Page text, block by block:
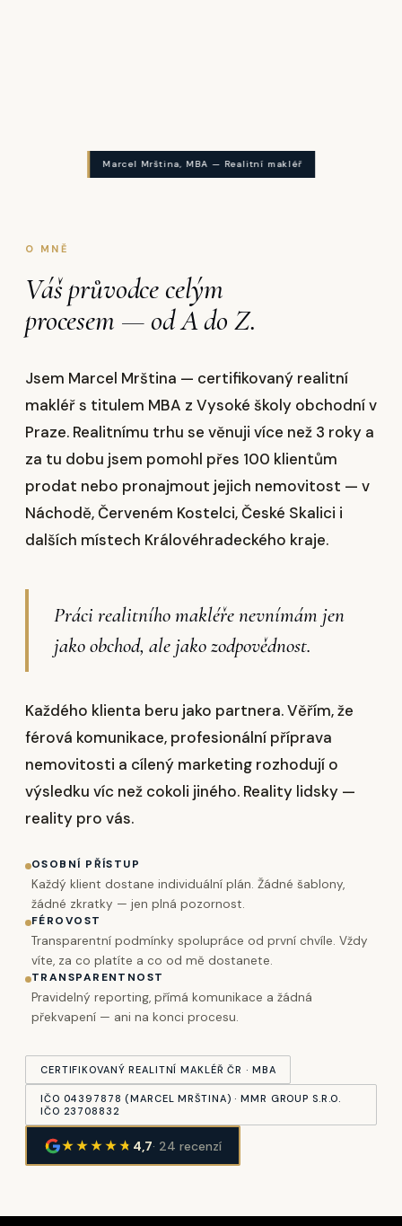
Marcel Mrština, MBA — Realitní makléř
O MNĚ
Váš průvodce celým
procesem — od A do Z.
Jsem Marcel Mrština — certifikovaný realitní
makléř s titulem MBA z Vysoké školy obchodní v
Praze. Realitnímu trhu se věnuji více než 3 roky a
za tu dobu jsem pomohl přes 100 klientům
prodat nebo pronajmout jejich nemovitost — v
Náchodě, Červeném Kostelci, České Skalici i
dalších místech Královéhradeckého kraje.
Práci realitního makléře nevnímám jen
jako obchod, ale jako zodpovědnost.
Každého klienta beru jako partnera. Věřím, že
férová komunikace, profesionální příprava
nemovitosti a cílený marketing rozhodují o
výsledku víc než cokoli jiného. Reality lidsky —
reality pro vás.
OSOBNÍ PŘÍSTUP
Každý klient dostane individuální plán. Žádné šablony,
žádné zkratky — jen plná pozornost.
FÉROVOST
Transparentní podmínky spolupráce od první chvíle. Vždy
víte, za co platíte a co od mě dostanete.
TRANSPARENTNOST
Pravidelný reporting, přímá komunikace a žádná
překvapení — ani na konci procesu.
CERTIFIKOVANÝ REALITNÍ MAKLÉŘ ČR · MBA
IČO 04397878 (MARCEL MRŠTINA) · MMR GROUP S.R.O.
IČO 23708832
★★★★★ 4,7· 24 recenzí